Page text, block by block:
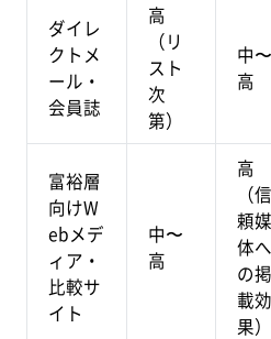
ダイレ
クトメ
ール・
会員誌
高
（リ
スト
次
第）
中〜
高
富裕層
向けW
ebメデ
ィア・
比較サ
イト
中〜
高
高
（信
頼媒
体へ
の掲
載効
果）